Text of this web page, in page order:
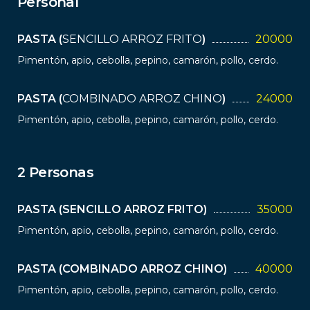
PASTA (SENCILLO ARROZ FRITO) 20000
Pimentón, apio, cebolla, pepino, camarón, pollo, cerdo.
PASTA (COMBINADO ARROZ CHINO) 24000
Pimentón, apio, cebolla, pepino, camarón, pollo, cerdo.
2 Personas
PASTA (SENCILLO ARROZ FRITO) 35000
Pimentón, apio, cebolla, pepino, camarón, pollo, cerdo.
PASTA (COMBINADO ARROZ CHINO) 40000
Pimentón, apio, cebolla, pepino, camarón, pollo, cerdo.